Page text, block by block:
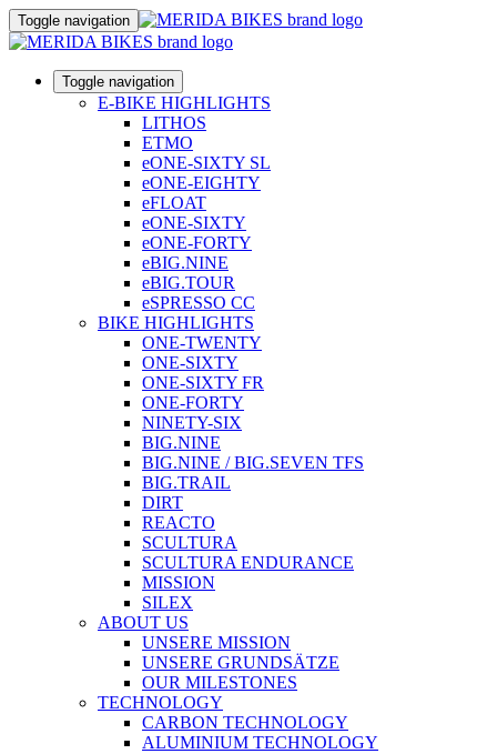
Toggle navigation
Toggle navigation
E-BIKE HIGHLIGHTS
LITHOS
ETMO
eONE-SIXTY SL
eONE-EIGHTY
eFLOAT
eONE-SIXTY
eONE-FORTY
eBIG.NINE
eBIG.TOUR
eSPRESSO CC
BIKE HIGHLIGHTS
ONE-TWENTY
ONE-SIXTY
ONE-SIXTY FR
ONE-FORTY
NINETY-SIX
BIG.NINE
BIG.NINE / BIG.SEVEN TFS
BIG.TRAIL
DIRT
REACTO
SCULTURA
SCULTURA ENDURANCE
MISSION
SILEX
ABOUT US
UNSERE MISSION
UNSERE GRUNDSÄTZE
OUR MILESTONES
TECHNOLOGY
CARBON TECHNOLOGY
ALUMINIUM TECHNOLOGY